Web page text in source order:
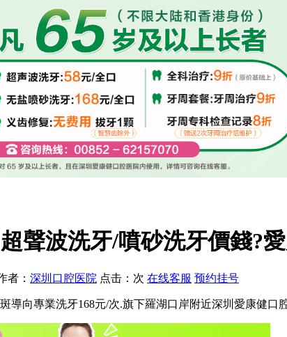
聲波洗牙/噴砂洗牙價錢?
者： 深圳口腔医院 点击： 次 在线客服 预约挂号
導向專業洗牙168元/次.旗下羅湖口岸附近深圳愛康健